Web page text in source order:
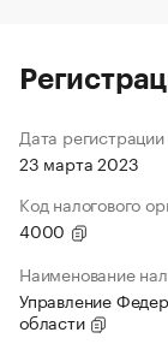
Дата регистрации
23 марта 2023
Код налогового
4000
Наименование
Управление
области